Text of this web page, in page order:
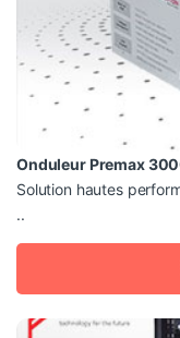
intégrée (145-
avec détection
Onduleur Premax
Solution hautes
..